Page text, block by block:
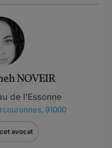
NOVEIR
de l'Essonne
91000
avocat